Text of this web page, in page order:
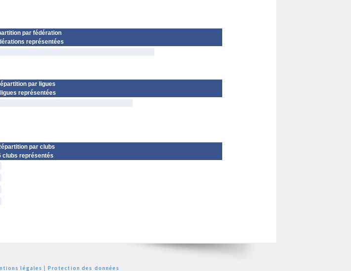
par fédération
représentées
par ligues
représentées
par clubs
clubs représentés
légales Protection des données